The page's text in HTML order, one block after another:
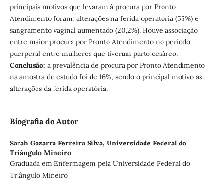
principais motivos que levaram à procura por Pronto
Atendimento foram: alterações na ferida operatória (55%) e
sangramento vaginal aumentado (20,2%). Houve associação
entre maior procura por Pronto Atendimento no período
puerperal entre mulheres que tiveram parto cesáreo.
Conclusão: a prevalência de procura por Pronto Atendimento
na amostra do estudo foi de 16%, sendo o principal motivo as
alterações da ferida operatória.
Biografia do Autor
Sarah Gazarra Ferreira Silva, Universidade Federal do
Triângulo Mineiro
Graduada em Enfermagem pela Universidade Federal do
Triângulo Mineiro